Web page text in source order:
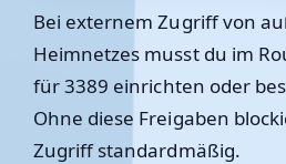
Bei externem Zugriff von
Heimnetzes musst du im
für 3389 einrichten oder
Ohne diese Freigaben
Zugriff standardmäßig.